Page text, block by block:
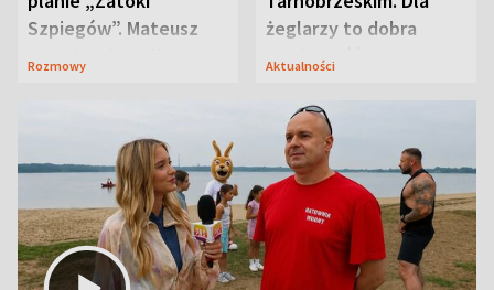
Szpiegów”. Mateusz
Janicki odsłonił
Rozmowy
żeglarzy to dobra
wiadomość
Aktualności